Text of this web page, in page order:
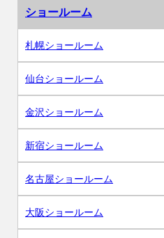
ショールーム
札幌ショールーム
仙台ショールーム
金沢ショールーム
新宿ショールーム
名古屋ショールーム
大阪ショールーム